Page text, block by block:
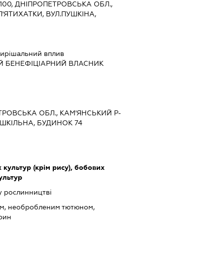
ДНІПРОПЕТРОВСЬКА ОБЛ.,
ВУЛ.ПУШКІНА,
вплив
БЕНЕФІЦІАРНИЙ ВЛАСНИК
ОБЛ., КАМ'ЯНСЬКИЙ Р-
БУДИНОК 74
(крім рису), бобових
рослинництві
необробленим тютюном,